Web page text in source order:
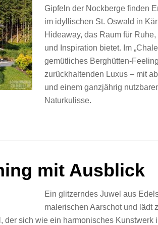
Gipfeln der Nockberge finden
im idyllischen St. Oswald in
Hideaway, das Raum für
und Inspiration bietet. Im
gemütliches Berghütten-
zurückhaltenden Luxus – mit
und einem ganzjährig
Naturkulisse.
mit Ausblick
Ein glitzerndes Juwel aus
malerischen Aarschot und lädt
der sich wie ein harmonisches Kunstwerk